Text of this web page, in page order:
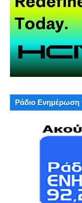
Ράδιο Ενημέρωση